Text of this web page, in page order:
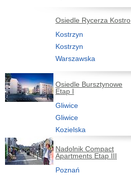
Osiedle Rycerza Kostro
Kostrzyn
Kostrzyn
Warszawska
Osiedle Bursztynowe
Etap I
Gliwice
Gliwice
Kozielska
Nadolnik Compact
Apartments Etap III
Poznań